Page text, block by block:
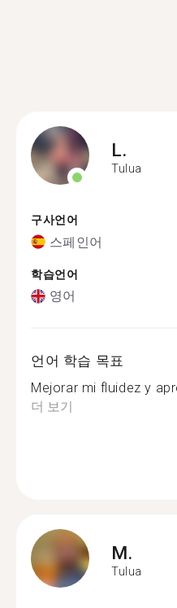
L.
Tulua
구사언어
스페인어
학습언어
영어
언어 학습 목표
Mejorar mi fluidez y
더 보기
M.
Tulua